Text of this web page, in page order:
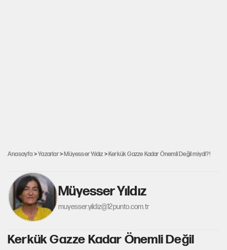
Anasayfa >Yazarlar>Müyesser Yıldız>Kerkük Gazze Kadar Önemli Değil miydi?!
Müyesser Yıldız
muyesser.yildiz@12punto.com.tr
Kerkük Gazze Kadar Önemli Değil